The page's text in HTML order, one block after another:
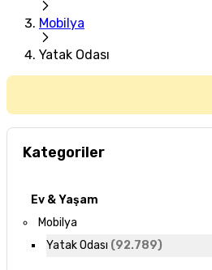
Mobilya
Yatak Odası
Kategoriler
Ev & Yaşam
Mobilya
Yatak Odası (92.789)